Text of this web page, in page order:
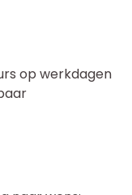
op werkdagen